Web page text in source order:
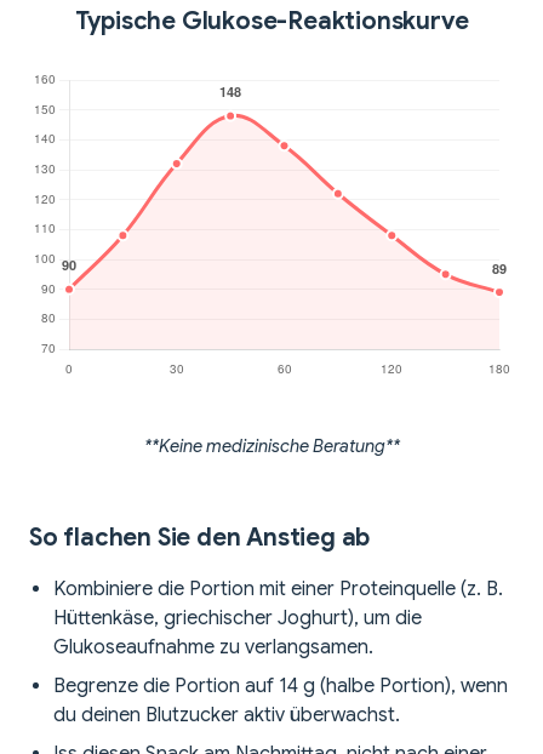
Typische Glukose-Reaktionskurve
**Keine medizinische Beratung**
So flachen Sie den Anstieg ab
Kombiniere die Portion mit einer Proteinquelle (z. B.
Hüttenkäse, griechischer Joghurt), um die
Glukoseaufnahme zu verlangsamen.
Begrenze die Portion auf 14 g (halbe Portion), wenn
du deinen Blutzucker aktiv überwachst.